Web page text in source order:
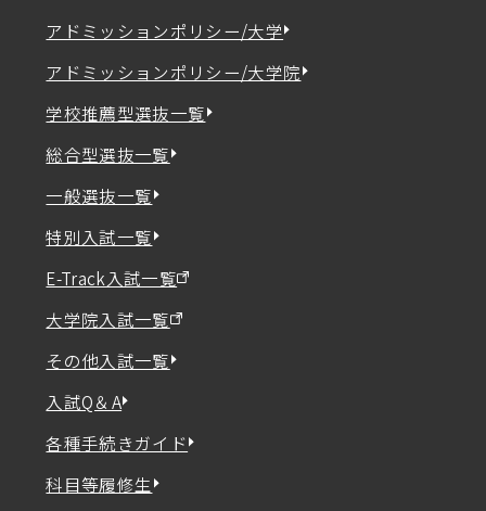
アドミッションポリシー/大学
アドミッションポリシー/大学院
学校推薦型選抜一覧
総合型選抜一覧
一般選抜一覧
特別入試一覧
E-Track入試一覧
大学院入試一覧
その他入試一覧
入試Q＆A
各種手続きガイド
科目等履修生